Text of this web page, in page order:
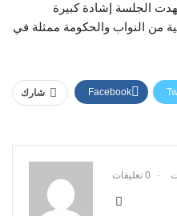
الجلسة إشادة كبيرة
من النواب والحكومة ممثلة في
شارك Facebook
0 تعليقات